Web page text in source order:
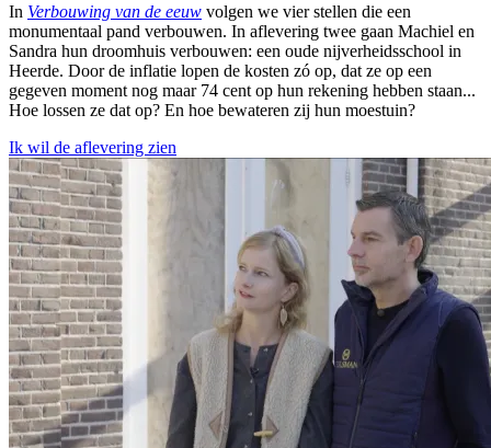
In Verbouwing van de eeuw volgen we vier stellen die een
monumentaal pand verbouwen. In aflevering twee gaan Machiel en
Sandra hun droomhuis verbouwen: een oude nijverheidsschool in
Heerde. Door de inflatie lopen de kosten zó op, dat ze op een
gegeven moment nog maar 74 cent op hun rekening hebben staan...
Hoe lossen ze dat op? En hoe bewateren zij hun moestuin?
Ik wil de aflevering zien